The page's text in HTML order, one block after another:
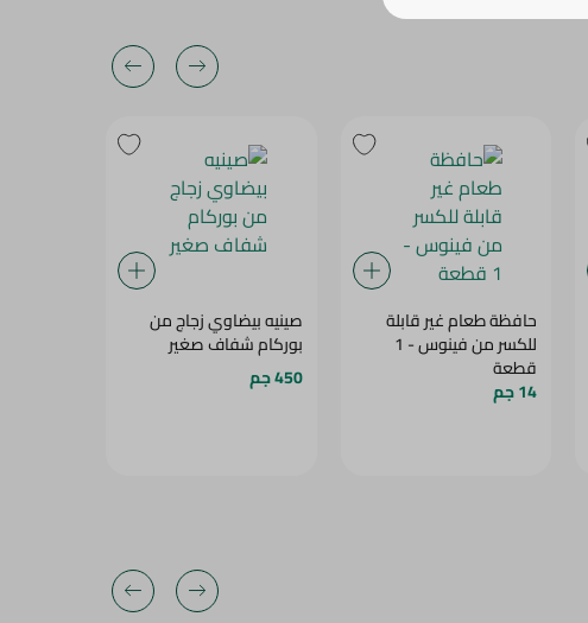
حافظة طعام غير قابلة
للكسر من فينوس - 1
قطعة
14 جم
صينيه بيضاوي زجاج من
بوركام شفاف صغير
450 جم